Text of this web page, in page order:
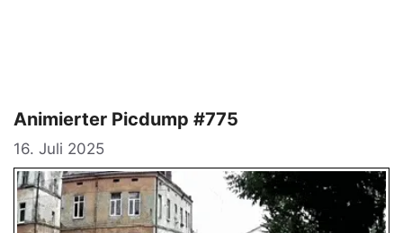
Animierter Picdump #775
16. Juli 2025